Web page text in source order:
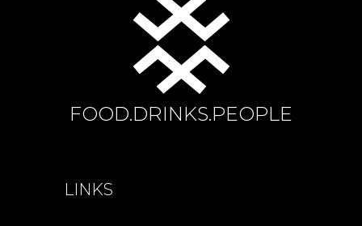
FOOD.DRINKS.PEOPLE
LINKS